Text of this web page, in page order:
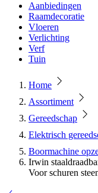
Aanbiedingen
Raamdecoratie
Vloeren
Verlichting
Verf
Tuin
Home
Assortiment
Gereedschap
Elektrisch
Boormachine
Irwin
Voor schuren